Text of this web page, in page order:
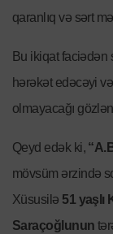
qaranlıq və sərt
Bu ikiqat faciədən
hərəkət edəcəyi
olmayacağı
Qeyd edək ki,
mövsüm ərzində
Xüsusilə 51 yaşlı
Saraçoğlunun